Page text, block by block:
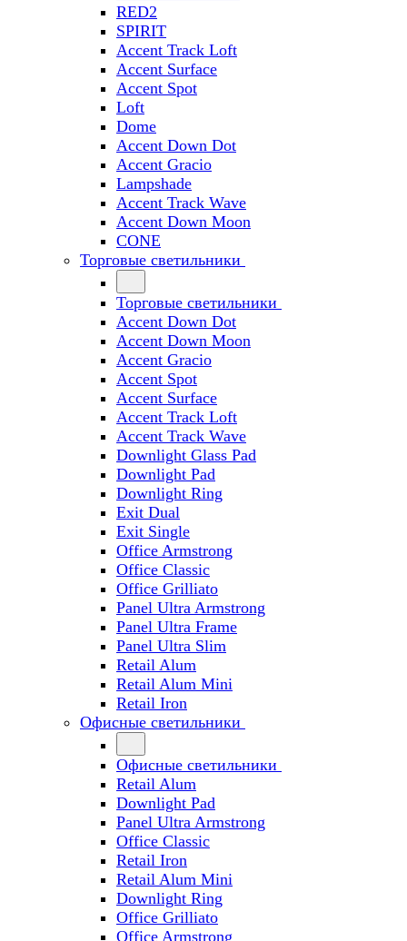
RED2
SPIRIT
Accent Track Loft
Accent Surface
Accent Spot
Loft
Dome
Accent Down Dot
Accent Gracio
Lampshade
Accent Track Wave
Accent Down Moon
CONE
Торговые светильники
Торговые светильники
Accent Down Dot
Accent Down Moon
Accent Gracio
Accent Spot
Accent Surface
Accent Track Loft
Accent Track Wave
Downlight Glass Pad
Downlight Pad
Downlight Ring
Exit Dual
Exit Single
Office Armstrong
Office Classic
Office Grilliato
Panel Ultra Armstrong
Panel Ultra Frame
Panel Ultra Slim
Retail Alum
Retail Alum Mini
Retail Iron
Офисные светильники
Офисные светильники
Retail Alum
Downlight Pad
Panel Ultra Armstrong
Office Classic
Retail Iron
Retail Alum Mini
Downlight Ring
Office Grilliato
Office Armstrong